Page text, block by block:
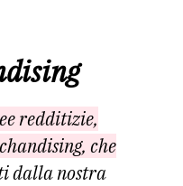
redditizie,
che
dalla nostra